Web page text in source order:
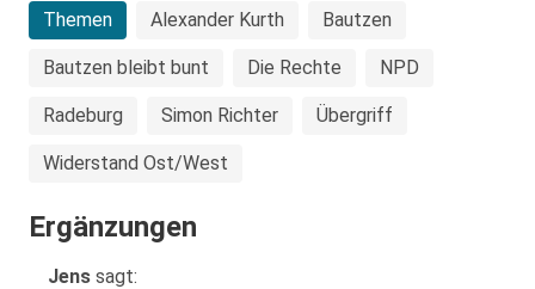
Themen Alexander Kurth Bautzen
Bautzen bleibt bunt Die Rechte NPD
Radeburg Simon Richter Übergriff
Widerstand Ost/West
Ergänzungen
Jens sagt: